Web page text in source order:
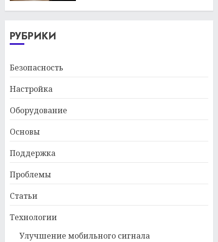
РУБРИКИ
Безопасность
Настройка
Оборудование
Основы
Поддержка
Проблемы
Статьи
Технологии
Улучшение мобильного сигнала